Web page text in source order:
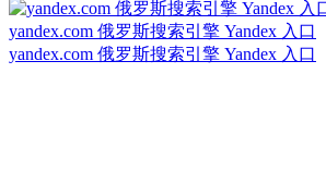
yandex.com 俄罗斯搜索引擎 Yandex 入口
yandex.com 俄罗斯搜索引擎 Yandex 入口